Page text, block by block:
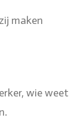
maken
wie weet